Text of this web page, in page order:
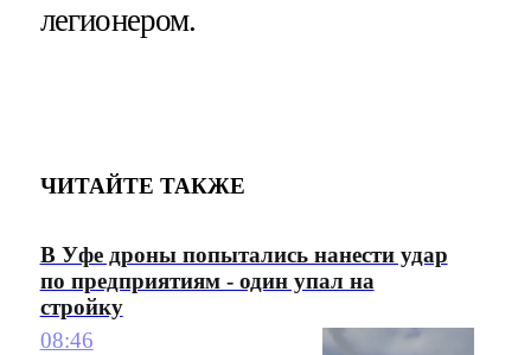
легионером.
ЧИТАЙТЕ ТАКЖЕ
В Уфе дроны попытались нанести удар
по предприятиям - один упал на
стройку
08:46